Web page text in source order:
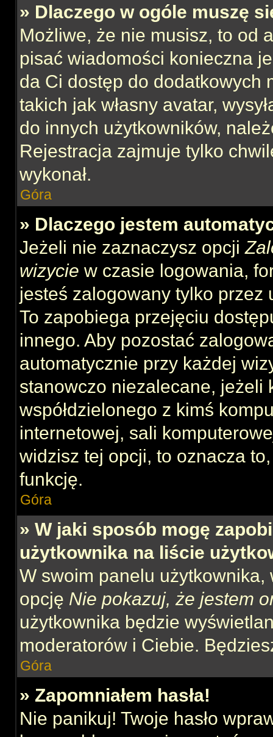
» Dlaczego w ogóle muszę
Możliwe, że nie musisz, to od
pisać wiadomości konieczna
da Ci dostęp do dodatkowych
takich jak własny avatar,
do innych użytkowników,
Rejestracja zajmuje tylko
wykonał.
Góra
» Dlaczego jestem
Jeżeli nie zaznaczysz opcji
wizycie w czasie logowania,
jesteś zalogowany tylko
To zapobiega przejęciu
innego. Aby pozostać
automatycznie przy każdej
stanowczo niezalecane, jeżeli
współdzielonego z kimś
internetowej, sali
widzisz tej opcji, to oznacza
funkcję.
Góra
» W jaki sposób mogę
użytkownika na liście
W swoim panelu użytkownika,
opcję Nie pokazuj, że jestem
użytkownika będzie
moderatorów i Ciebie.
Góra
» Zapomniałem hasła!
Nie panikuj! Twoje hasło